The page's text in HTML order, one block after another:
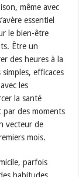
même avec
essentiel
le bien-être
Être un
des heures à la
efficaces
les
la santé
par des moments
vecteur de
mois.
parfois
habitudes